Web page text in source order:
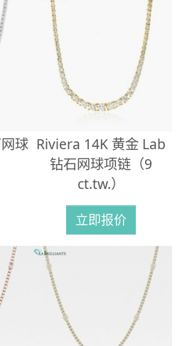
球 Riviera 14K 黄金 Lab
钻石网球项链（9
ct.tw.）
立即报价